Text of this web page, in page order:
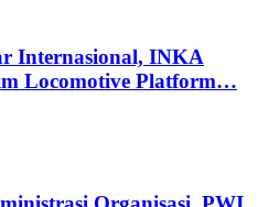
Internasional, INKA
Locomotive Platform…